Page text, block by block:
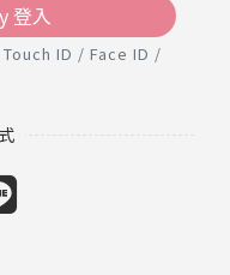
登入
Touch ID / Face ID /